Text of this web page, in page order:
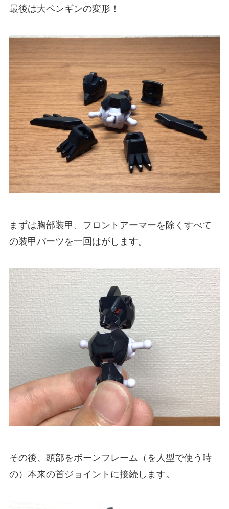
最後は大ペンギンの変形！
まずは胸部装甲、フロントアーマーを除くすべて
の装甲パーツを一回はがします。
その後、頭部をボーンフレーム（を人型で使う時
の）本来の首ジョイントに接続します。